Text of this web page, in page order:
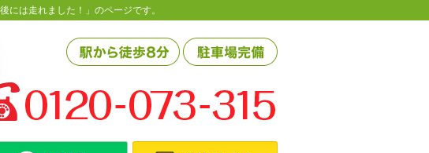
には走れました！」のページです。